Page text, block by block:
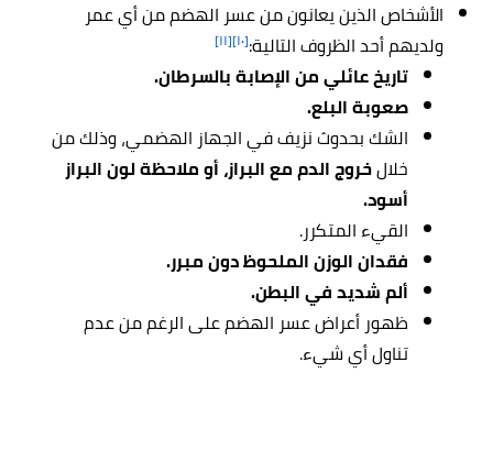
الأشخاص الذين يعانون من عسر الهضم من أي عمر
ولديهم أحد الظروف التالية:[١٠] [١١]
تاريخ عائلي من الإصابة بالسرطان.
صعوبة البلع.
الشك بحدوث نزيف في الجهاز الهضمي، وذلك من
خلالخروج الدم مع البراز، أو ملاحظة لون البراز
أسود.
القيء المتكرر.
فقدان الوزن الملحوظ دون مبرر.
ألم شديد في البطن.
ظهور أعراض عسر الهضم على الرغم من عدم
تناول أي شيء.